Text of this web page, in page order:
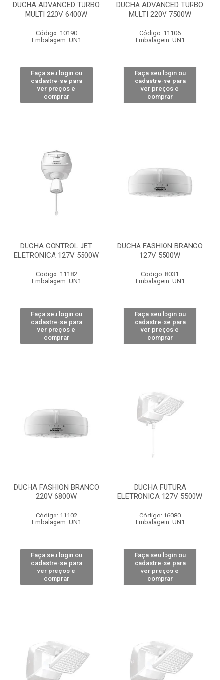
DUCHA ADVANCED TURBO
MULTI 220V 6400W
Código: 10190
Embalagem: UN1
Faça seu login ou
cadastre-se para
ver preços e
comprar
DUCHA ADVANCED TURBO
MULTI 220V 7500W
Código: 11106
Embalagem: UN1
Faça seu login ou
cadastre-se para
ver preços e
comprar
DUCHA CONTROL JET
ELETRONICA 127V 5500W
Código: 11182
Embalagem: UN1
Faça seu login ou
cadastre-se para
ver preços e
comprar
DUCHA FASHION BRANCO
127V 5500W
Código: 8031
Embalagem: UN1
Faça seu login ou
cadastre-se para
ver preços e
comprar
DUCHA FASHION BRANCO
220V 6800W
Código: 11102
Embalagem: UN1
Faça seu login ou
cadastre-se para
ver preços e
comprar
DUCHA FUTURA
ELETRONICA 127V 5500W
Código: 16080
Embalagem: UN1
Faça seu login ou
cadastre-se para
ver preços e
comprar